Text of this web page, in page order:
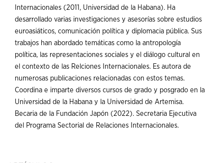
Internacionales (2011, Universidad de la Habana). Ha
desarrollado varias investigaciones y asesorías sobre estudios
euroasiáticos, comunicación política y diplomacia pública. Sus
trabajos han abordado temáticas como la antropología
política, las representaciones sociales y el diálogo cultural en
el contexto de las Relciones Internacionales. Es autora de
numerosas publicaciones relacionadas con estos temas.
Coordina e imparte diversos cursos de grado y posgrado en la
Universidad de la Habana y la Universidad de Artemisa.
Becaria de la Fundación Japón (2022). Secretaria Ejecutiva
del Programa Sectorial de Relaciones Internacionales.